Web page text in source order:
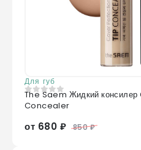
Для губ
0из 5
The Saem Жидкий
Concealer
от 680 ₽ 850 ₽